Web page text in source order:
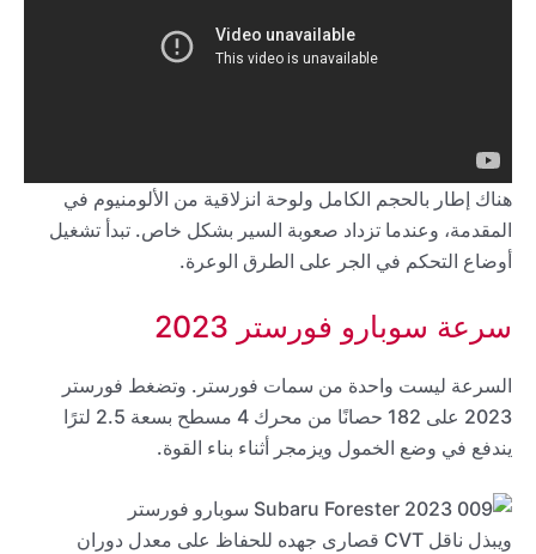
هناك إطار بالحجم الكامل ولوحة انزلاقية من الألومنيوم في
المقدمة، وعندما تزداد صعوبة السير بشكل خاص. تبدأ تشغيل
أوضاع التحكم في الجر على الطرق الوعرة.
سرعة سوبارو فورستر 2023
السرعة ليست واحدة من سمات فورستر. وتضغط فورستر
2023 على 182 حصانًا من محرك 4 مسطح بسعة 2.5 لترًا
يندفع في وضع الخمول ويزمجر أثناء بناء القوة.
ويبذل ناقل CVT قصارى جهده للحفاظ على معدل دوران